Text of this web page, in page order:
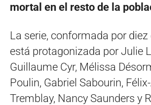
mortal en el resto de la
La serie, conformada por diez
está protagonizada por Julie
Guillaume Cyr, Mélissa
Poulin, Gabriel Sabourin,
Tremblay, Nancy Saunders y